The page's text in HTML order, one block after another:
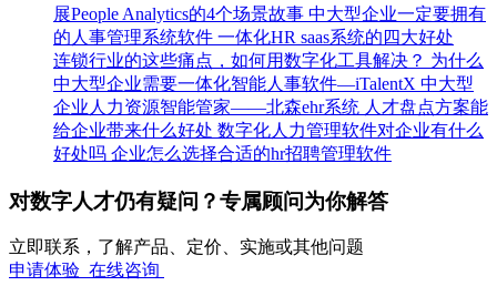
展People Analytics的4个场景故事 中大型企业一定要拥有
的人事管理系统软件 一体化HR saas系统的四大好处
连锁行业的这些痛点，如何用数字化工具解决？ 为什么
中大型企业需要一体化智能人事软件—iTalentX 中大型
企业人力资源智能管家——北森ehr系统 人才盘点方案能
给企业带来什么好处 数字化人力管理软件对企业有什么
好处吗 企业怎么选择合适的hr招聘管理软件
对数字人才仍有疑问？专属顾问为你解答
立即联系，了解产品、定价、实施或其他问题
申请体验 在线咨询